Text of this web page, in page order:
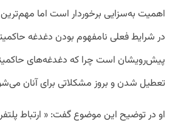
اهمیت به‌سزایی برخوردار است اما
در شرایط فعلی نامفهوم بودن دغدغه
پیش‌رویشان است چرا که دغدغه‌های
تعطیل شدن و بروز مشکلاتی برای آنان
او در توضیح این موضوع گفت: « ارتباط